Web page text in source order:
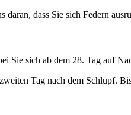
daran, dass Sie sich Federn
Sie sich ab dem 28. Tag auf
Tag nach dem Schlupf.